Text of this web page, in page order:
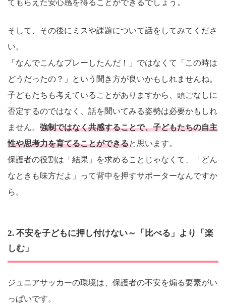
てもらえた安心感を得ることができるでしょう。
そして、その後にミスや課題について話をしてみてくださ
い。
「なんでこんなプレーしたんだ！」ではなくて「この時は
どうだったの？」という聞き方が良いかもしれませんね。
子どもたちも考えていることがありますから、頭ごなしに
否定するのではなく、話を聞いてみる姿勢は必要かもしれ
ません。 強制ではなく共感することで、子どもたちの自主
性や思考力を育てることができると思います。
保護者の役割は「結果」を求めることじゃなくて、「どん
なときも味方だよ」って背中を押すサポーターなんですか
ら。
2. 不安を子どもに押し付けない～「比べる」より「楽
しむ」
ジュニアサッカーの環境は、保護者の不安を煽る要素がい
っぱいです。